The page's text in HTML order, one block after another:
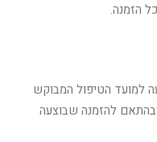
הזמנה.
למועד הטיפול המבוקש
להזמנה שבוצעה